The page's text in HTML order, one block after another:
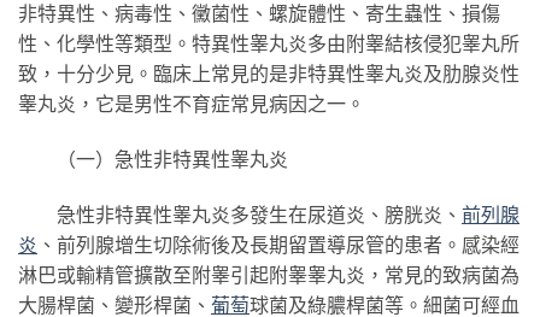
非特異性、病毒性、黴菌性、螺旋體性、寄生蟲性、損傷
性、化學性等類型。特異性睾丸炎多由附睾結核侵犯睾丸所
致，十分少見。臨床上常見的是非特異性睾丸炎及肋腺炎性
睾丸炎，它是男性不育症常見病因之一。
（一）急性非特異性睾丸炎
急性非特異性睾丸炎多發生在尿道炎、膀胱炎、 前列腺
炎 、前列腺增生切除術後及長期留置導尿管的患者。感染經
淋巴或輸精管擴散至附睾引起附睾睾丸炎，常見的致病菌為
大腸桿菌、變形桿菌、 葡萄球菌及綠膿桿菌等。細菌可經血